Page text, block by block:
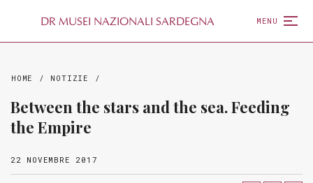
DR MUSEI NAZIONALI SARDEGNA MENU
HOME / NOTIZIE /
Between the stars and the sea. Feeding
the Empire
22 NOVEMBRE 2017